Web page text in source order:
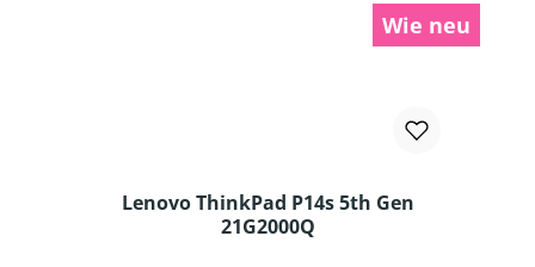
Wie neu
Lenovo ThinkPad P14s 5th Gen
21G2000Q